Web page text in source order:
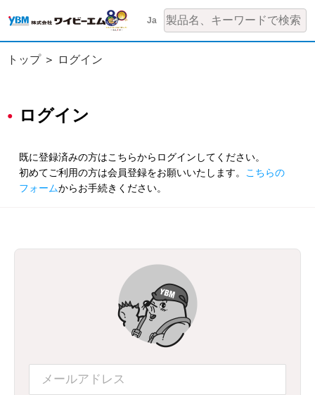
Ja
トップ ログイン
ログイン
既に登録済みの方はこちらからログインしてください。
初めてご利用の方は会員登録をお願いいたします。
こちらの
フォームからお手続きください。